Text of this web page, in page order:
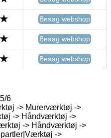
Besøg webshop
Besøg webshop
Besøg webshop
6
-> Murerværktøj ->
-> Håndværktøj ->
-> Håndværktøj ->
->